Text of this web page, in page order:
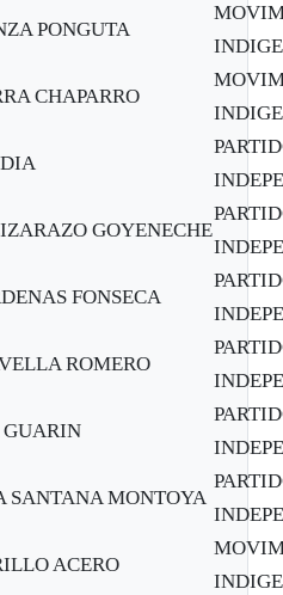
PONGUTA
CHAPARRO
GOYENECHE
FONSECA
ROMERO
GUARIN
SANTANA MONTOYA
ACERO